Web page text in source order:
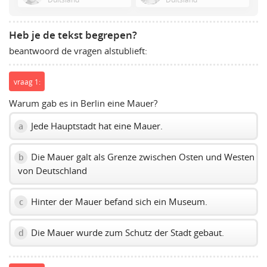
show
Heb je de tekst begrepen?
beantwoord de vragen alstublieft:
vraag 1:
Warum gab es in Berlin eine Mauer?
a Jede Hauptstadt hat eine Mauer.
b
Die Mauer galt als Grenze zwischen Osten und Westen
von Deutschland
c Hinter der Mauer befand sich ein Museum.
d Die Mauer wurde zum Schutz der Stadt gebaut.